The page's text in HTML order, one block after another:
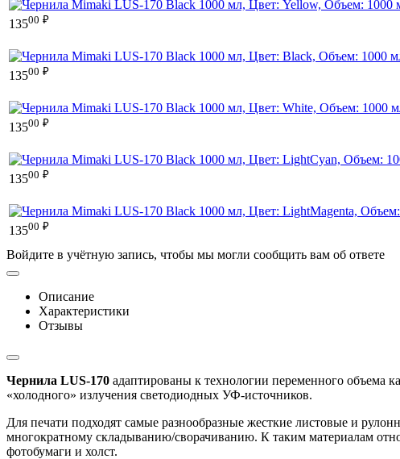
13500 ₽
13500 ₽
13500 ₽
13500 ₽
13500 ₽
Войдите в учётную запись, чтобы мы могли сообщить вам об ответе
Описание
Характеристики
Отзывы
Чернила LUS-170 адаптированы к технологии переменного объема
«холодного» излучения светодиодных УФ-источников.
Для печати подходят самые разнообразные жесткие листовые и
многократному складыванию/сворачиванию. К таким материалам
фотобумаги и холст.